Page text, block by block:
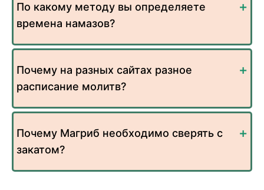
По какому методу вы определяете
времена намазов?
Почему на разных сайтах разное
расписание молитв?
Почему Магриб необходимо сверять с
закатом?